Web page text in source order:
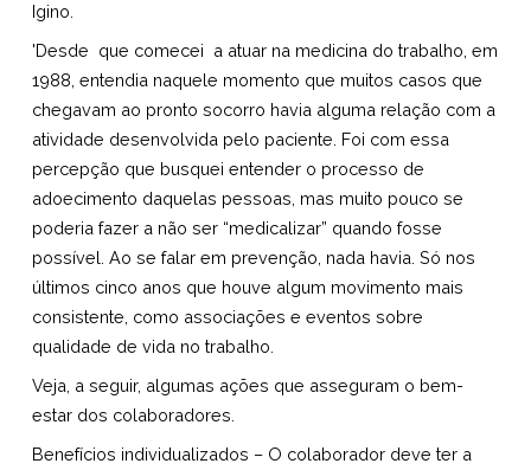
Igino.
'Desde que comecei a atuar na medicina do trabalho, em
1988, entendia naquele momento que muitos casos que
chegavam ao pronto socorro havia alguma relação com a
atividade desenvolvida pelo paciente. Foi com essa
percepção que busquei entender o processo de
adoecimento daquelas pessoas, mas muito pouco se
poderia fazer a não ser “medicalizar” quando fosse
possível. Ao se falar em prevenção, nada havia. Só nos
últimos cinco anos que houve algum movimento mais
consistente, como associações e eventos sobre
qualidade de vida no trabalho.
Veja, a seguir, algumas ações que asseguram o bem-
estar dos colaboradores.
Benefícios individualizados – O colaborador deve ter a